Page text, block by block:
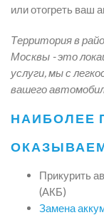
или отогреть ваш
Территория в
Москвы - это
услуги, мы с
вашего
НАИБОЛЕЕ
Прикурить
(АКБ)
Замена